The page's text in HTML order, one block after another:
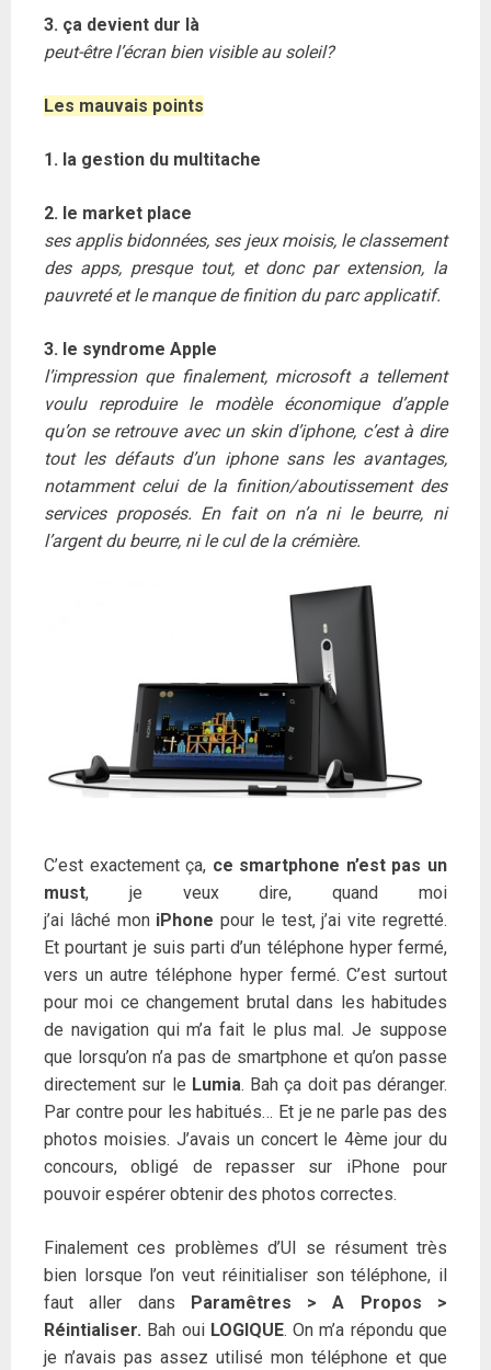
3. ça devient dur là
peut-être l’écran bien visible au soleil?
Les mauvais points
1. la gestion du multitache
2. le market place
ses applis bidonnées, ses jeux moisis, le classement
des apps, presque tout, et donc par extension, la
pauvreté et le manque de finition du parc applicatif.
3. le syndrome Apple
l’impression que finalement, microsoft a tellement
voulu reproduire le modèle économique d’apple
qu’on se retrouve avec un skin d’iphone, c’est à dire
tout les défauts d’un iphone sans les avantages,
notamment celui de la finition/aboutissement des
services proposés. En fait on n’a ni le beurre, ni
l’argent du beurre, ni le cul de la crémière.
C’est exactement ça, ce smartphone n’est pas un
must, je veux dire, quand moi
j’ai lâché mon iPhonepour le test, j’ai vite regretté.
Et pourtant je suis parti d’un téléphone hyper fermé,
vers un autre téléphone hyper fermé. C’est surtout
pour moi ce changement brutal dans les habitudes
de navigation qui m’a fait le plus mal. Je suppose
que lorsqu’on n’a pas de smartphone et qu’on passe
directement sur le Lumia. Bah ça doit pas déranger.
Par contre pour les habitués… Et je ne parle pas des
photos moisies. J’avais un concert le 4ème jour du
concours, obligé de repasser sur iPhone pour
pouvoir espérer obtenir des photos correctes.
Finalement ces problèmes d’UI se résument très
bien lorsque l’on veut réinitialiser son téléphone, il
faut aller dans
Paramêtres > A Propos >
Réintialiser. Bah oui LOGIQUE. On m’a répondu que
je n’avais pas assez utilisé mon téléphone et que